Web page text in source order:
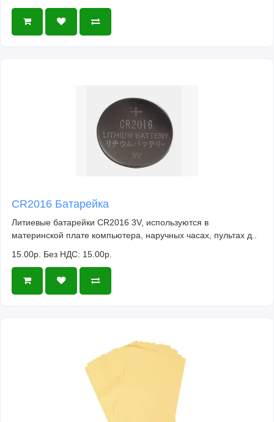
CR2016 Батарейка
Литиевые батарейки CR2016 3V, используются в
материнской плате компьютера, наручных часах, пультах д..
15.00р. Без НДС: 15.00р.